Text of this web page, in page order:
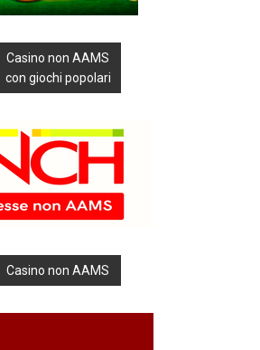
Casino non AAMS
con giochi popolari
Casino non AAMS